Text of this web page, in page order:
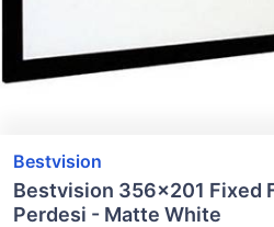
Bestvision
Bestvision 356x201 Fixed
Perdesi - Matte White